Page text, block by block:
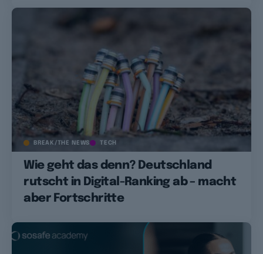
BREAK/THE NEWS TECH
Wie geht das denn? Deutschland
rutscht in Digital-Ranking ab – macht
aber Fortschritte